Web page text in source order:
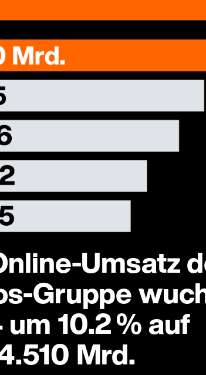
Umsatz
Gruppe
10.2 % auf
Mrd.